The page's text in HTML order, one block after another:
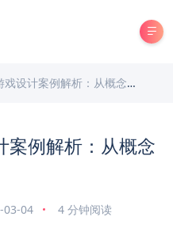
例解析：从概念到实战的完整指南
案例解析：从概念
03-04 4 分钟阅读